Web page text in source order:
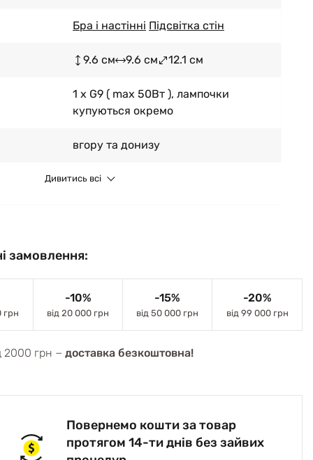
Бра і настінні Підсвітка стін
9.6 см 9.6 см 12.1 см
1 x G9 ( max 50Вт ), лампочки
купуються окремо
вгору та донизу
Дивитись всі
замовлення:
грн
-10%
від 20 000 грн
-15%
від 50 000 грн
-20%
від 99 000 грн
2000 грн − доставка безкоштовна!
Повернемо кошти за товар
протягом 14-ти днів без зайвих